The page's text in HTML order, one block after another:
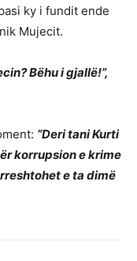
ky i fundit ende
Mujecit.
Bëhu i gjallë!”,
“Deri tani Kurti
korrupsion e krime
e ta dimë